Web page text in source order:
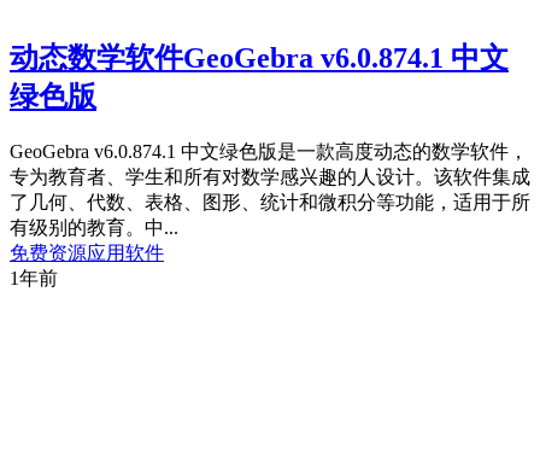
动态数学软件GeoGebra v6.0.874.1 中文
绿色版
GeoGebra v6.0.874.1 中文绿色版是一款高度动态的数学软件，
专为教育者、学生和所有对数学感兴趣的人设计。该软件集成
了几何、代数、表格、图形、统计和微积分等功能，适用于所
有级别的教育。中...
免费资源应用软件
1年前